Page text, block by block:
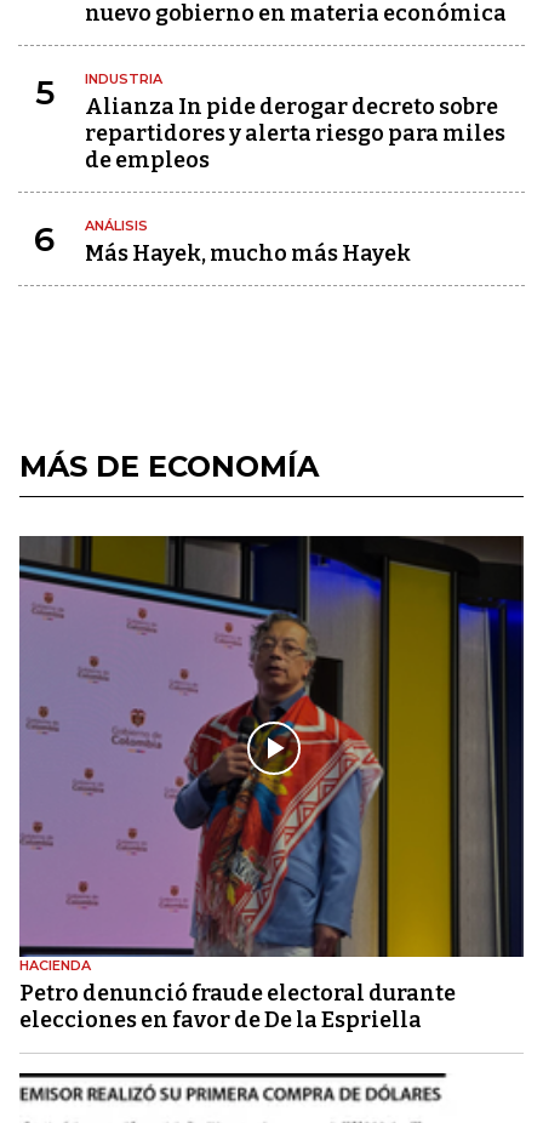
nuevo gobierno en materia económica
5 INDUSTRIA
Alianza In pide derogar decreto sobre
repartidores y alerta riesgo para miles
de empleos
6 ANÁLISIS
Más Hayek, mucho más Hayek
MÁS DE ECONOMÍA
HACIENDA
Petro denunció fraude electoral durante
elecciones en favor de De la Espriella